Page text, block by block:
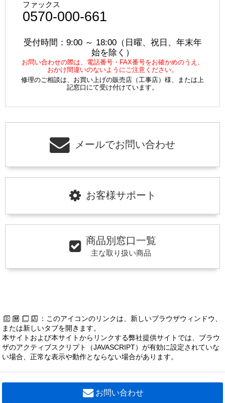
ファックス
0570-000-661
受付時間：9:00 ～ 18:00（日曜、祝日、年末年
始を除く）
お問い合わせの際は、電話番号・FAX番号をお確かめのうえ、
おかけ間違いのないようにご注意ください。
修理のご相談は、お買い上げの販売店（工事店）様、または上
記窓口にて受け付けています。
メールでお問い合わせ
お客様サポート
商品別窓口一覧
主な取り扱い商品
：このアイコンのリンクは、新しいブラウザウィンドウ、
または新しいタブを開きます。
本サイトおよび本サイトからリンクする弊社提供サイトでは、ブラウ
ザのアクティブスクリプト（JAVASCRIPT）が有効に設定されていな
い場合、正常な表示や動作とならない場合があります。
お問い合わせ